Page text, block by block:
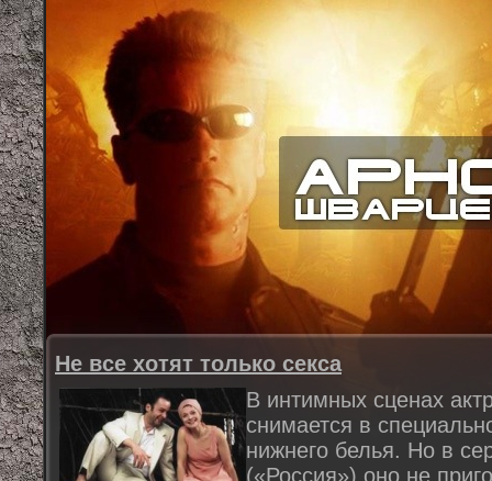
Не все хотят только секса
В интимных сценах
снимается в
нижнего белья. Но в
(«Россия») оно не